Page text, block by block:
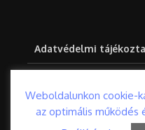
Adatvédelmi
Weboldalunkon cookie-
az optimális működés